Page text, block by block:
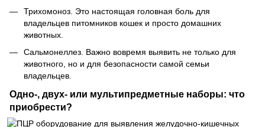
Трихомоноз. Это настоящая головная боль для
владельцев питомников кошек и просто домашних
животных.
Сальмонеллез. Важно вовремя выявить не только для
животного, но и для безопасности самой семьи
владельцев.
Одно-, двух- или мультипредметные наборы: что
приобрести?